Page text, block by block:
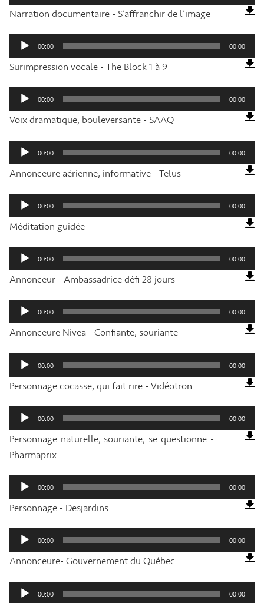
Narration documentaire - S’affranchir de l’image
Lecteur
audio
00:00 00:00
Surimpression vocale - The Block 1 à 9
Lecteur
audio
00:00 00:00
Voix dramatique, bouleversante - SAAQ
Lecteur
audio
00:00 00:00
Annonceure aérienne, informative - Telus
Lecteur
audio
00:00 00:00
Méditation guidée
Lecteur
audio
00:00 00:00
Annonceur - Ambassadrice défi 28 jours
Lecteur
audio
00:00 00:00
Annonceure Nivea - Confiante, souriante
Lecteur
audio
00:00 00:00
Personnage cocasse, qui fait rire - Vidéotron
Lecteur
audio
00:00 00:00
Personnage naturelle, souriante, se questionne -
Pharmaprix
Lecteur
audio
00:00 00:00
Personnage - Desjardins
Lecteur
audio
00:00 00:00
Annonceure- Gouvernement du Québec
Lecteur
audio
00:00 00:00